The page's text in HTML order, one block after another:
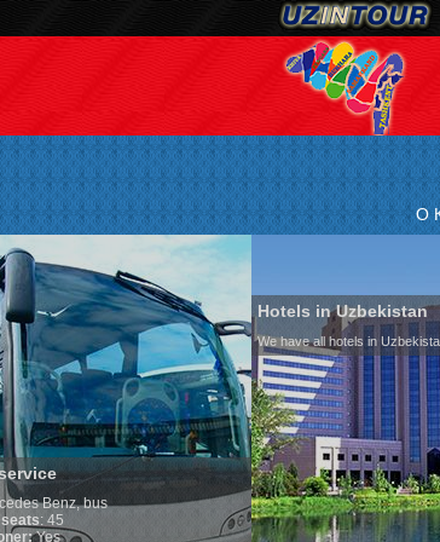
О
Hotels in Uzbekistan
We have all hotels in Uzbekistan
Culture of
By nature
is why
any influence